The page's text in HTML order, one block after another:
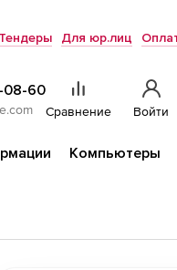
Тендеры Для юр.лиц
08-60
Сравнение Войти
Компьютеры